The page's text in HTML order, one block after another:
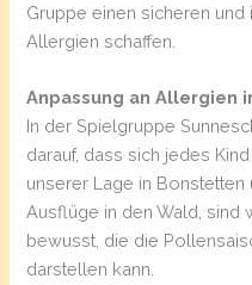
Gruppe einen sicheren und
Allergien schaffen.
Anpassung an Allergien
In der Spielgruppe
darauf, dass sich jedes
unserer Lage in
Ausflüge in den Wald, sind
bewusst, die die
darstellen kann.